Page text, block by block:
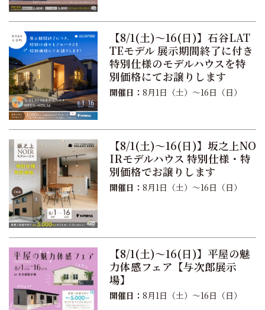
【8/1(土)〜16(日)】石谷LAT
TEモデル 展示期間終了に付き
特別仕様のモデルハウスを特
別価格にてお譲りします
開催日： 8月1日（土）〜16日（日）
【8/1(土)〜16(日)】坂之上NO
IRモデルハウス 特別仕様・特
別価格でお譲りします
開催日： 8月1日（土）〜16日（日）
【8/1(土)〜16(日)】平屋の魅
力体感フェア【与次郎展示
場】
開催日： 8月1日（土）〜16日（日）